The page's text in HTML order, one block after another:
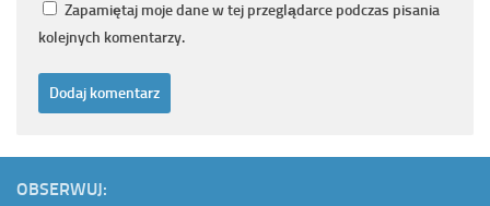
Zapamiętaj moje dane w tej przeglądarce podczas pisania
kolejnych komentarzy.
OBSERWUJ: